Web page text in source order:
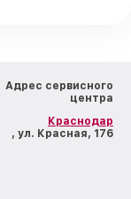
Адрес сервисного
центра
Краснодар
, ул. Красная, 176